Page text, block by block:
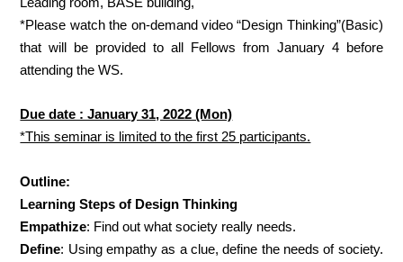
*Please watch the on-demand video “Design Thinking”(Basic)
that will be provided to all Fellows from January 4 before
attending the WS.
Due date : January 31, 2022 (Mon)
*This seminar is limited to the first 25 participants.
Outline:
Learning Steps of Design Thinking
Empathize: Find out what society really needs.
Define: Using empathy as a clue, define the needs of society.